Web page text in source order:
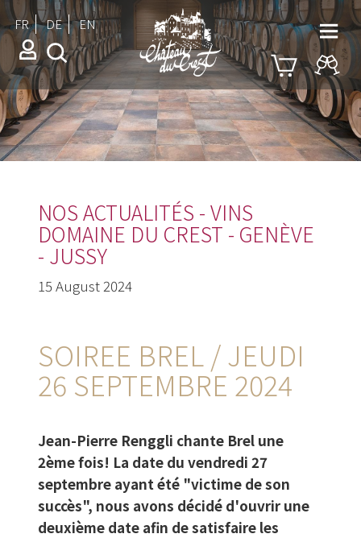
FR DE EN
NOS ACTUALITÉS - VINS
DOMAINE DU CREST - GENÈVE
- JUSSY
15 August 2024
SOIREE BREL / JEUDI
26 SEPTEMBRE 2024
Jean-Pierre Renggli chante Brel une
2ème fois! La date du vendredi 27
septembre ayant été "victime de son
succès", nous avons décidé d'ouvrir une
deuxième date afin de satisfaire les